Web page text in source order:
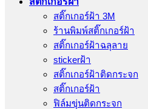
สติ๊กเกอร์ฝ้า 3M
ร้านพิมพ์สติ๊กเกอร์ฝ้า
สติ๊กเกอร์ฝ้าฉลุลาย
stickerฝ้า
สติ๊กเกอร์ฝ้าติดกระจก
สติ๊กเกอร์ฝ้า
ฟิล์มขุ่นติดกระจก